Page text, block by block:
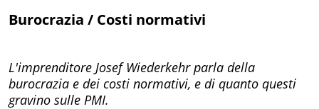
Burocrazia / Costi normativi
L'imprenditore Josef Wiederkehr parla della
burocrazia e dei costi normativi, e di quanto questi
gravino sulle PMI.